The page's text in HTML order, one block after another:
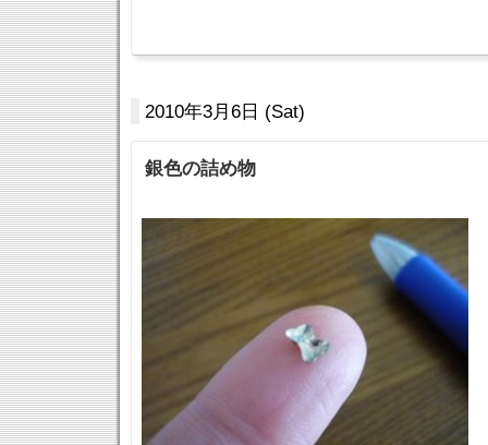
2010年3月6日 (Sat)
銀色の詰め物